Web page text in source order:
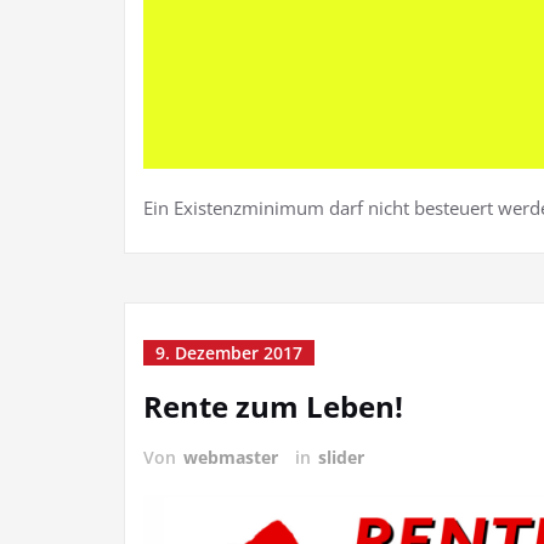
Ein Existenzminimum darf nicht besteuert
9. Dezember 2017
Rente zum Leben!
Von webmaster in slider